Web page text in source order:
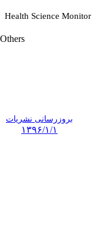
Health Science Monitor
Others
بروزرسانی نشریات
۱۳۹۶/۱/۱